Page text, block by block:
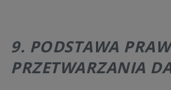
9. PODSTAWA
PRZETWARZANIA